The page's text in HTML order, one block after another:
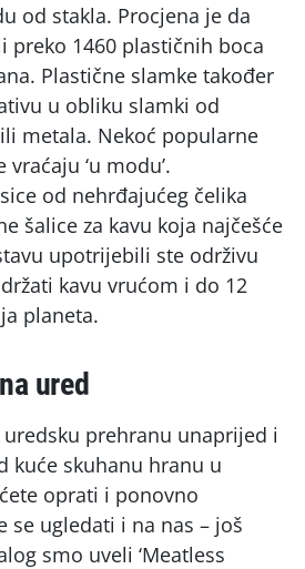
od stakla. Procjena je da
preko 1460 plastičnih boca
Plastične slamke također
u obliku slamki od
metala. Nekoć popularne
‘u modu’.
od nehrđajućeg čelika
šalice za kavu koja najčešće
upotrijebili ste održivu
kavu vrućom i do 12
planeta.
ured
prehranu unaprijed i
kuće skuhanu hranu u
oprati i ponovno
se ugledati i na nas – još
smo uveli ‘Meatless